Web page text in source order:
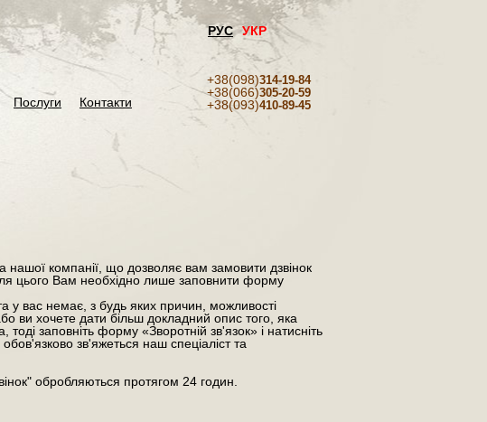
РУС УКР
Послуги Контакти
+38(098)314-19-84
+38(066)305-20-59
+38(093)410-89-45
нашої компанії, що дозволяє вам замовити дзвінок
цього Вам необхідно лише заповнити форму
вас немає, з будь яких причин, можливості
ви хочете дати більш докладний опис того, яка
заповніть форму «Зворотній зв'язок» і натисніть
зв'яжеться наш спеціаліст та
обробляються протягом 24 годин.